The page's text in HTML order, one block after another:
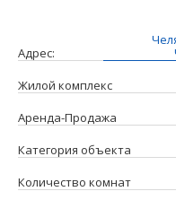
Адрес:
Жилой комплекс
Аренда-Продажа
Категория объекта
Количество комнат